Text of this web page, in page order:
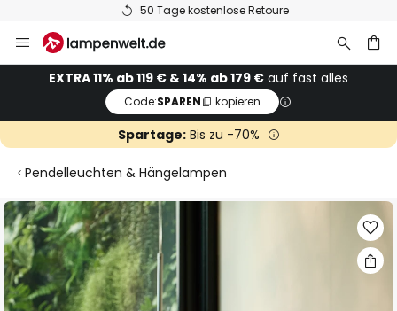
50 Tage kostenlose Retoure
Inhalt
springenEXTRA 11% ab 119 € & 14% ab 179 € auf fast alles
Code:SPAREN kopieren
Spartage:Bis zu -70%
Pendelleuchten & Hängelampen
Zum
Ende
der
Bildgalerie
springen